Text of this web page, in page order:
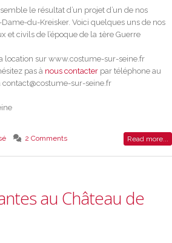
le résultat d’un projet d’un de nos
du-Kreisker. Voici quelques uns de nos
et civils de l’époque de la 1ère Guerre
location sur www.costume-sur-seine.fr
pas à nous contacter par téléphone au
contact@costume-sur-seine.fr
2 Comments Read more...
au Château de